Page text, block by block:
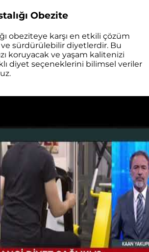
Obezite
obeziteye karşı en etkili çözüm
sürdürülebilir diyetlerdir. Bu
koruyacak ve yaşam kalitenizi
diyet seçeneklerini bilimsel veriler